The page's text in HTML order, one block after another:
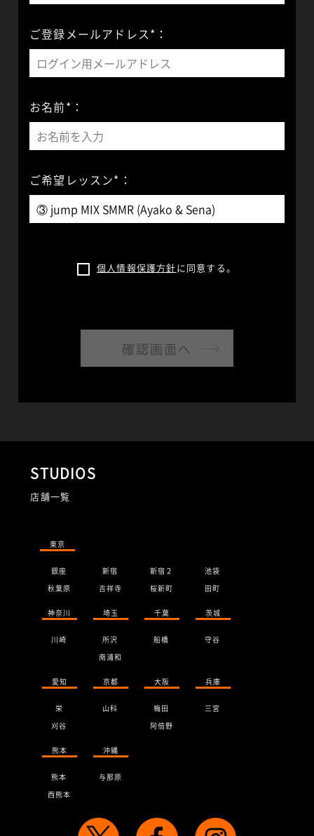
ご登録メールアドレス*：
お名前*：
ご希望レッスン*：
個人情報保護方針に同意する。
STUDIOS
店舗一覧
東京
銀座 新宿 新宿２
池袋
秋葉原
吉祥寺 桜新町 田町
神奈川 埼玉 千葉 茨城
川崎 所沢 船橋
守谷
南浦和
愛知 京都 大阪 兵庫
栄 山科 梅田
三宮
刈谷
阿倍野
熊本 沖縄
熊本
与那原
西熊本